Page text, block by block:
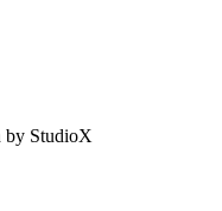
by StudioX